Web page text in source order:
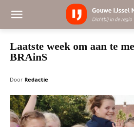
Laatste week om aan te
BRAinS
Door Redactie